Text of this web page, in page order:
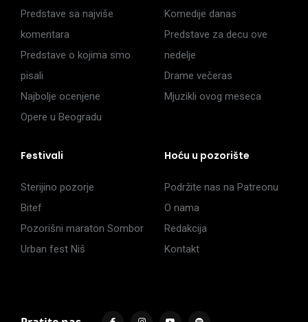
Predstave sa najviše
komentara
Predstave o kojima smo
pisali
Najbolje ocenjene
Opere u Beogradu
Komedije danas
Predstave za decu ove
nedelje
Drame večeras
Mjuzikli ovog meseca
Festivali
Sterijino pozorje
Bitef
Pozorišni maraton Sombor
Urban fest Niš
Hoću u pozorište
Podržite nas na Patreonu
O nama
Redakcija
Kontakt